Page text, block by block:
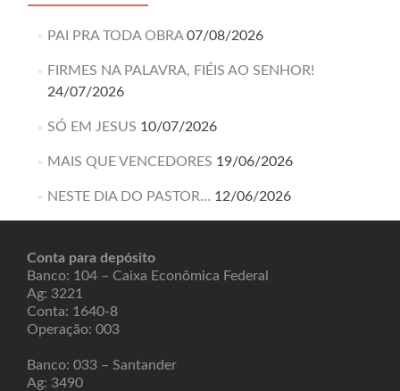
PAI PRA TODA OBRA 07/08/2026
FIRMES NA PALAVRA, FIÉIS AO SENHOR!
24/07/2026
SÓ EM JESUS 10/07/2026
MAIS QUE VENCEDORES 19/06/2026
NESTE DIA DO PASTOR… 12/06/2026
Conta para depósito
Banco: 104 – Caixa Econômica Federal
Ag: 3221
Conta: 1640-8
Operação: 003
Banco: 033 – Santander
Ag: 3490